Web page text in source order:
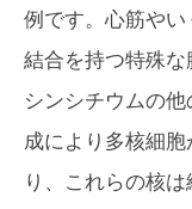
例です。心筋や
結合を持つ特殊な
シンシチウムの
成により多核細
り、これらの核は